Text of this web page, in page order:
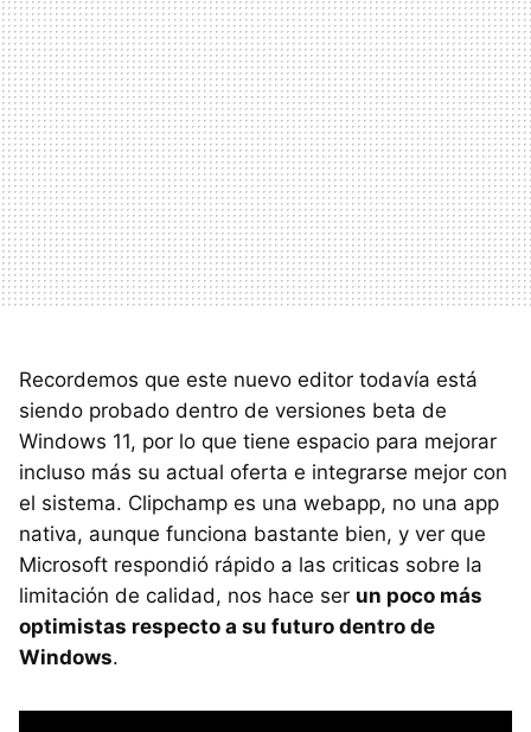
Recordemos que este nuevo editor todavía está
siendo probado dentro de versiones beta de
Windows 11, por lo que tiene espacio para mejorar
incluso más su actual oferta e integrarse mejor con
el sistema. Clipchamp es una webapp, no una app
nativa, aunque funciona bastante bien, y ver que
Microsoft respondió rápido a las criticas sobre la
limitación de calidad, nos hace ser un poco más
optimistas respecto a su futuro dentro de
Windows.